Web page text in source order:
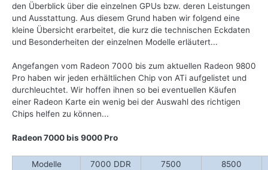
den Überblick über die einzelnen GPUs bzw. deren Leistungen
und Ausstattung. Aus diesem Grund haben wir folgend eine
kleine Übersicht erarbeitet, die kurz die technischen Eckdaten
und Besonderheiten der einzelnen Modelle erläutert...
Angefangen vom Radeon 7000 bis zum aktuellen Radeon 9800
Pro haben wir jeden erhältlichen Chip von ATi aufgelistet und
durchleuchtet. Wir hoffen ihnen so bei eventuellen Käufen
einer Radeon Karte ein wenig bei der Auswahl des richtigen
Chips helfen zu können...
Radeon 7000 bis 9000 Pro
Modelle 7000 DDR 7500
8500